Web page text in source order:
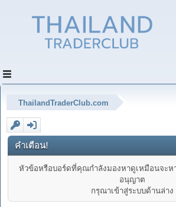
ThailandTraderClub.com
คำเตือน!
หัวข้อหรือบอร์ดที่คุณกำลังมองหาดูเหมือนจะ
อนุญาต
กรุณาเข้าสู่ระบบด้านล่าง